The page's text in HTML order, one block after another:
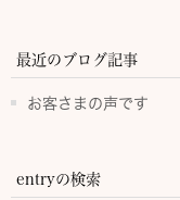
最近のブログ記事
お客さまの声です
entryの検索